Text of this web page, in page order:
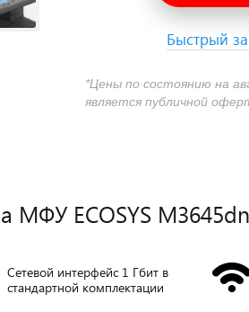
Быстрый
*Цены по состоянию на
является публичной
МФУ ECOSYS M3645dn
Сетевой интерфейс 1 Гбит в
стандартной комплектации